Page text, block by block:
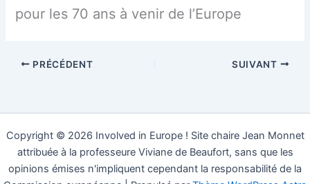
pour les 70 ans à venir de l’Europe
PRÉCÉDENT SUIVANT
Copyright © 2026 Involved in Europe ! Site chaire Jean Monnet
attribuée à la professeure Viviane de Beaufort, sans que les
opinions émises n'impliquent cependant la responsabilité de la